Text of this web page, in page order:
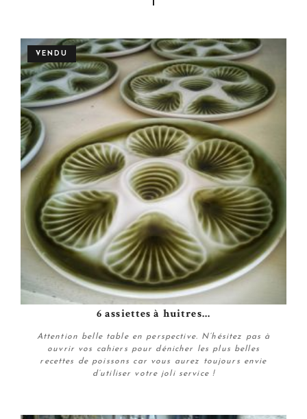
VENDU
6 assiettes à huitres...
Attention belle table en perspective. N’hésitez pas à
ouvrir vos cahiers pour dénicher les plus belles
recettes de poissons car vous aurez toujours envie
d’utiliser votre joli service !